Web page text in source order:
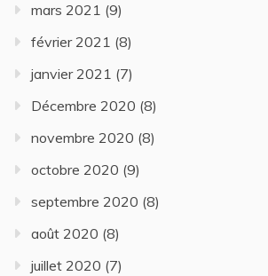
mars 2021 (9)
février 2021 (8)
janvier 2021 (7)
Décembre 2020 (8)
novembre 2020 (8)
octobre 2020 (9)
septembre 2020 (8)
août 2020 (8)
juillet 2020 (7)